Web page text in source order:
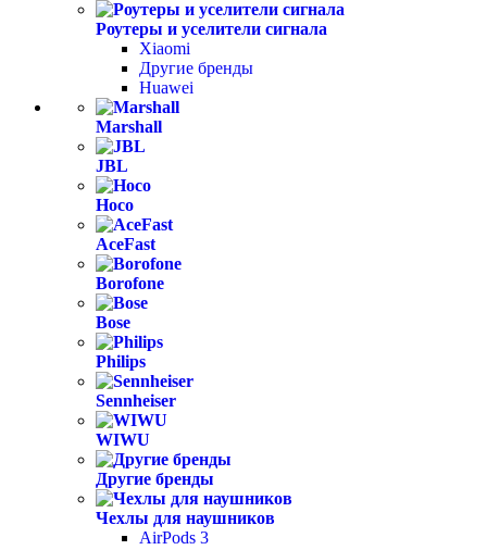
Роутеры и уселители сигнала
Xiaomi
Другие бренды
Huawei
Marshall
JBL
Hoco
AceFast
Borofone
Bose
Philips
Sennheiser
WIWU
Другие бренды
Чехлы для наушников
AirPods 3